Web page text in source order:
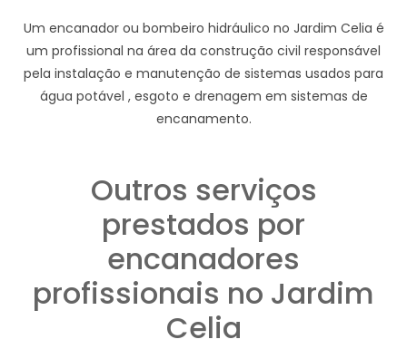
Um encanador ou bombeiro hidráulico no Jardim Celia é
um profissional na área da construção civil responsável
pela instalação e manutenção de sistemas usados para
água potável , esgoto e drenagem em sistemas de
encanamento.
Outros serviços
prestados por
encanadores
profissionais no Jardim
Celia